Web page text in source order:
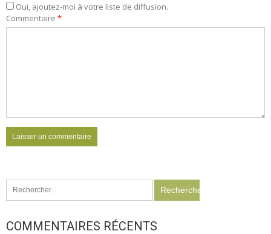
Oui, ajoutez-moi à votre liste de diffusion.
Commentaire *
COMMENTAIRES RÉCENTS